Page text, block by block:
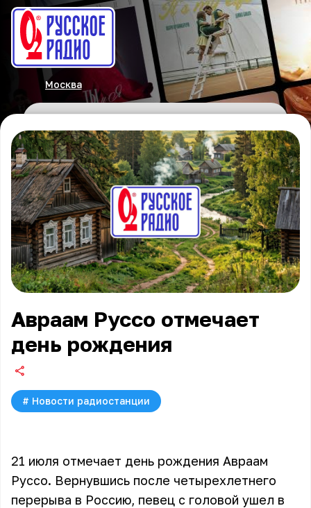
Москва
Авраам Руссо отмечает
день рождения
# Новости радиостанции
21 июля отмечает день рождения Авраам
Руссо. Вернувшись после четырехлетнего
перерыва в Россию, певец с головой ушел в